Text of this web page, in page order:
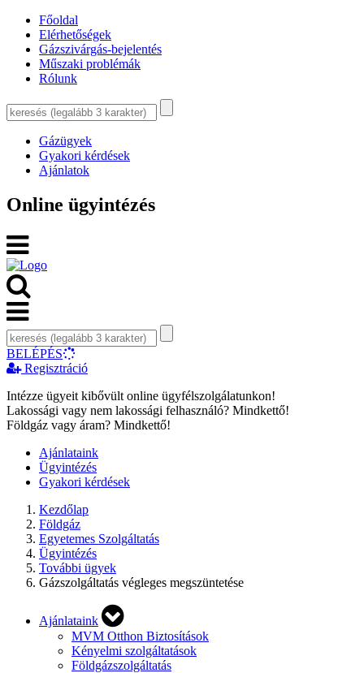
Főoldal
Elérhetőségek
Gázszivárgás-bejelentés
Műszaki problémák
Rólunk
Gázügyek
Gyakori kérdések
Ajánlatok
Online ügyintézés
BELÉPÉS
Regisztráció
Intézze ügyeit kibővült online ügyfélszolgálatunkon!
Lakossági vagy nem lakossági felhasználó? Mindkettő!
Földgáz vagy áram? Mindkettő!
Ajánlataink
Ügyintézés
Gyakori kérdések
Kezdőlap
Földgáz
Egyetemes Szolgáltatás
Ügyintézés
További ügyek
Gázszolgáltatás végleges megszüntetése
Ajánlataink
MVM Otthon Biztosítások
Kényelmi szolgáltatások
Földgázszolgáltatás